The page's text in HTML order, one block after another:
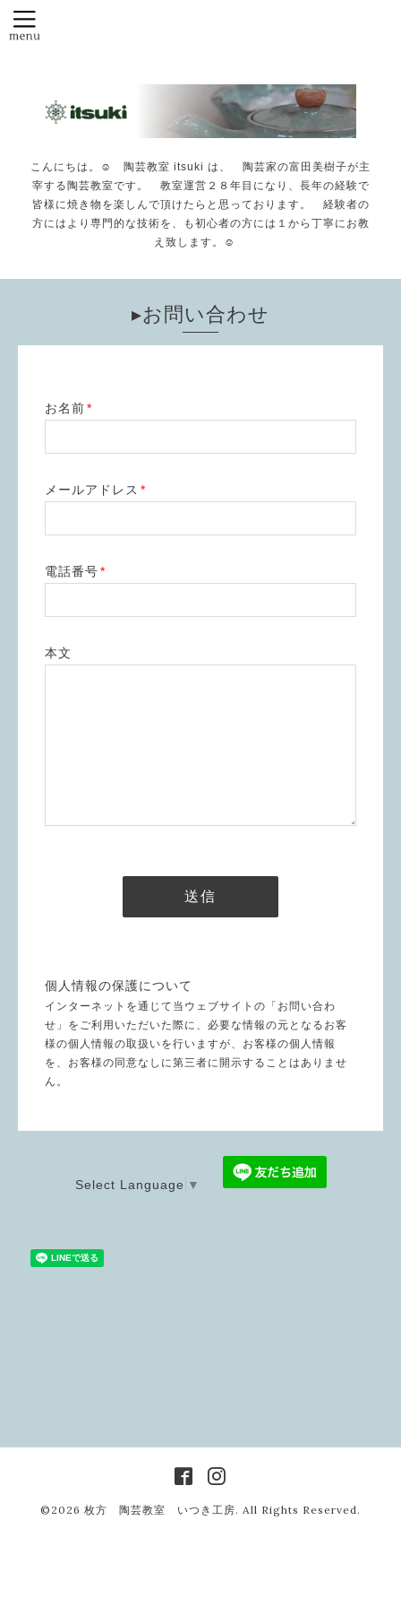
こんにちは。☺️ 陶芸教室 itsuki は、 陶芸家の富田美樹子が主
宰する陶芸教室です。 教室運営２８年目になり、長年の経験で
皆様に焼き物を楽しんで頂けたらと思っております。 経験者の
方にはより専門的な技術を、も初心者の方には１から丁寧にお教
え致します。☺️
▸お問い合わせ
お名前*
メールアドレス *
電話番号*
本文
個人情報の保護について
インターネットを通じて当ウェブサイトの「お問い合わ
せ」をご利用いただいた際に、必要な情報の元となるお客
様の個人情報の取扱いを行いますが、お客様の個人情報
を、お客様の同意なしに第三者に開示することはありませ
ん。
Select Language ▼
©2026 枚方 陶芸教室 いつき工房. All Rights Reserved.